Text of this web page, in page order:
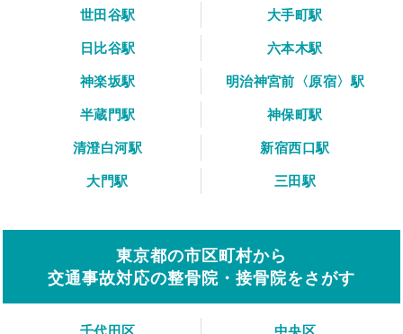
世田谷駅
大手町駅
日比谷駅
六本木駅
神楽坂駅
明治神宮前〈原宿〉駅
半蔵門駅
神保町駅
清澄白河駅
新宿西口駅
大門駅
三田駅
東京都の市区町村から
交通事故対応の整骨院・接骨院をさがす